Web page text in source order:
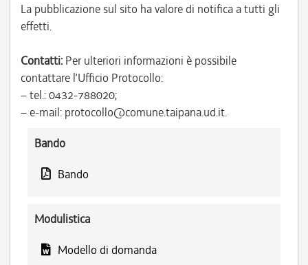
La pubblicazione sul sito ha valore di notifica a tutti gli
effetti.
Contatti: Per ulteriori informazioni è possibile
contattare l’Ufficio Protocollo:
– tel.: 0432-788020;
– e-mail: protocollo@comune.taipana.ud.it.
Bando
Bando
Modulistica
Modello di domanda